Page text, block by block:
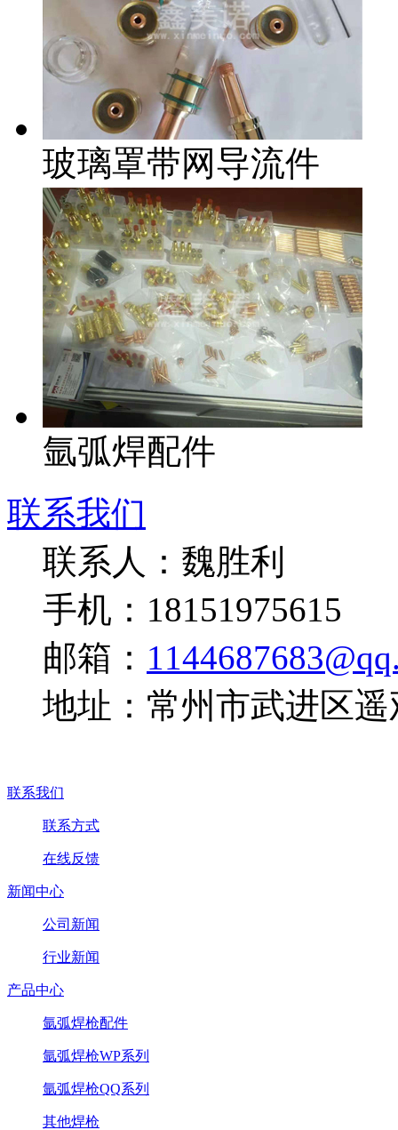
玻璃罩带网导流件
氩弧焊配件
联系我们
联系人：魏胜利
手机：18151975615
邮箱：
地址：常州市武进区
联系我们
联系方式
在线反馈
新闻中心
公司新闻
行业新闻
产品中心
氩弧焊枪配件
氩弧焊枪WP系列
氩弧焊枪QQ系列
其他焊枪